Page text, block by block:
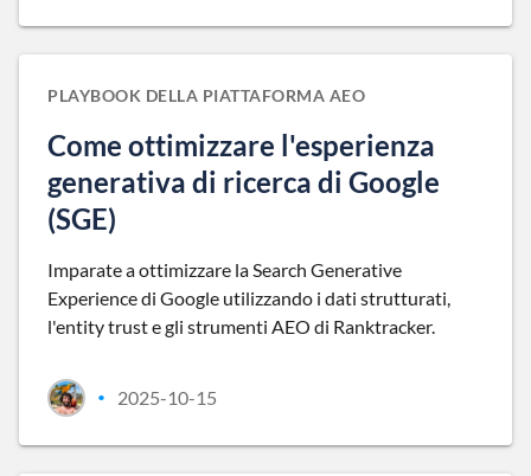
PLAYBOOK DELLA PIATTAFORMA AEO
Come ottimizzare l'esperienza
generativa di ricerca di Google
(SGE)
Imparate a ottimizzare la Search Generative
Experience di Google utilizzando i dati strutturati,
l'entity trust e gli strumenti AEO di Ranktracker.
• 2025-10-15